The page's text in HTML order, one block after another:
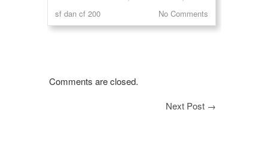
sf dan cf 200
No Comments
Comments are closed.
Next Post →